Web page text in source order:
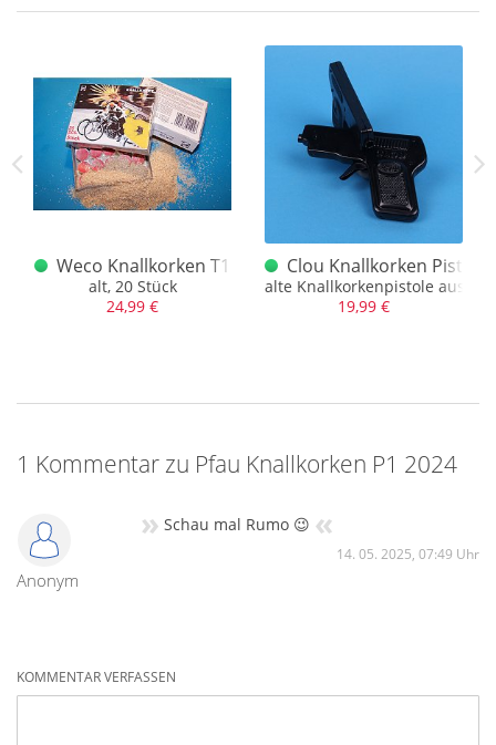
25 Stück. (Achtung, Druckfehler auf der Schachtel)
The King spricht keiner mehr
Weco Knallkorken T1
alt, 20 Stück
24,99 €
Clou Knallkorken Pistole
alte Knallkorkenpistole aus
19,99 €
1 Kommentar zu Pfau Knallkorken P1 2024
Anonym
» Schau mal Rumo 😉 «
14. 05. 2025, 07:49 Uhr
KOMMENTAR VERFASSEN